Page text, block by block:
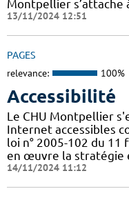
Montpellier s’attache
13/11/2024 12:51
PAGES
relevance: 100%
Accessibilité
Le CHU Montpellier
Internet accessibles
loi n° 2005-102 du
en œuvre la stratégie
14/11/2024 11:12